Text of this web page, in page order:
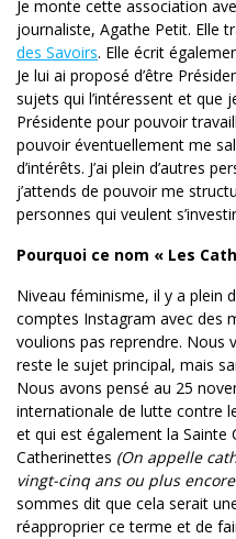
Je monte cette association
journaliste, Agathe Petit. Elle
des Savoirs. Elle écrit
Je lui ai proposé d’être
sujets qui l’intéressent et que
Présidente pour pouvoir
pouvoir éventuellement me
d’intérêts. J’ai plein d’autres
j’attends de pouvoir me
personnes qui veulent
Pourquoi ce nom « Les
Niveau féminisme, il y a plein
comptes Instagram avec des
voulions pas reprendre. Nous
reste le sujet principal, mais
Nous avons pensé au 25
internationale de lutte contre
et qui est également la Sainte
Catherinettes (On appelle
vingt-cinq ans ou plus
sommes dit que cela serait
réapproprier ce terme et de